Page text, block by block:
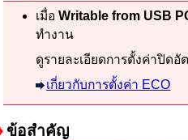
เมื่อWritable from USB
ทำงาน
ดูรายละเอียดการตั้งค่าปิดอั
เกี่ยวกับการตั้งค่า ECO
ข้อสำคัญ